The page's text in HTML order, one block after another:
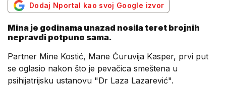
Dodaj Nportal kao svoj Google izvor
Mina je godinama unazad nosila teret brojnih
nepravdi potpuno sama.
Partner Mine Kostić, Mane Ćuruvija Kasper, prvi put
se oglasio nakon što je pevačica smeštena u
psihijatrijsku ustanovu "Dr Laza Lazarević".